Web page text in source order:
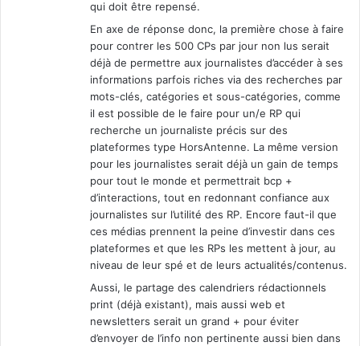
qui doit être repensé.
En axe de réponse donc, la première chose à faire
pour contrer les 500 CPs par jour non lus serait
déjà de permettre aux journalistes d’accéder à ses
informations parfois riches via des recherches par
mots-clés, catégories et sous-catégories, comme
il est possible de le faire pour un/e RP qui
recherche un journaliste précis sur des
plateformes type HorsAntenne. La même version
pour les journalistes serait déjà un gain de temps
pour tout le monde et permettrait bcp +
d’interactions, tout en redonnant confiance aux
journalistes sur l’utilité des RP. Encore faut-il que
ces médias prennent la peine d’investir dans ces
plateformes et que les RPs les mettent à jour, au
niveau de leur spé et de leurs actualités/contenus.
Aussi, le partage des calendriers rédactionnels
print (déjà existant), mais aussi web et
newsletters serait un grand + pour éviter
d’envoyer de l’info non pertinente aussi bien dans